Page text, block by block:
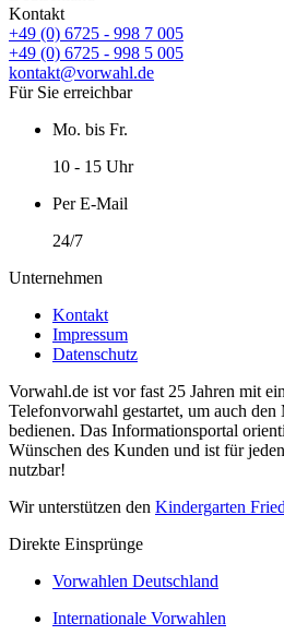
Kontakt
+49 (0) 6725 - 998 7 005
+49 (0) 6725 - 998 5 005
kontakt@vorwahl.de
Für Sie erreichbar
Mo. bis Fr.
10 - 15 Uhr
Per E-Mail
24/7
Unternehmen
Kontakt
Impressum
Datenschutz
Vorwahl.de ist vor fast 25 Jahren mit
Telefonvorwahl gestartet, um auch
bedienen. Das Informationsportal
Wünschen des Kunden und ist für
nutzbar!
Wir unterstützen den Kindergarten
Direkte Einsprünge
Vorwahlen Deutschland
Internationale Vorwahlen